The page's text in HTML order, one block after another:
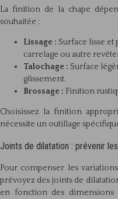
La finition de la chape
souhaitée :
Lissage : Surface lisse et
carrelage ou autre
Talochage : Surface
glissement.
Brossage : Finition
Choisissez la finition
nécessite un outillage
Joints de dilatation : prévenir
Pour compenser les
prévoyez des joints de
en fonction des dimensions